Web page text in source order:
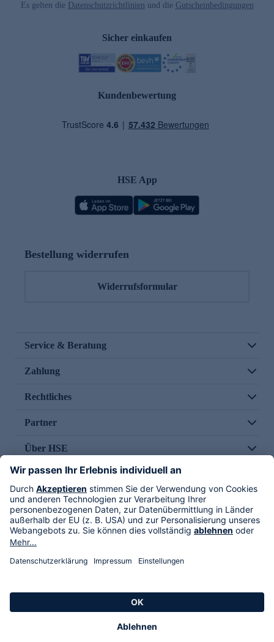
Es gelten die Datenschutzrichtlinien und die Gutscheinbedingungen
Sicher einkaufen
Kundenbewertung
HSE App
Bestellung widerrufen
Widerrufsformular
Service & Beratung
Zahlung
Rechtliches
Partner
Über HSE
Im TV
HSE International